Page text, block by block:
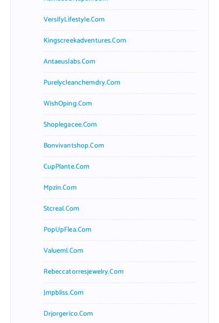
VersifyLifestyle.com
Kingscreekadventures.com
Antaeuslabs.com
Purelycleanchemdry.com
WishOping.com
Shoplegacee.com
Bonvivantshop.com
CupPlante.com
Mpzin.com
Stcreal.com
PopUpFlea.com
Valueml.com
Rebeccatorresjewelry.com
Jmpbliss.com
Drjorgerico.com